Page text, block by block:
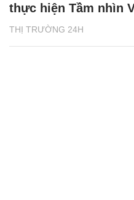
THỊ TRƯỜNG 24H
thực hiện Tầm nhìn